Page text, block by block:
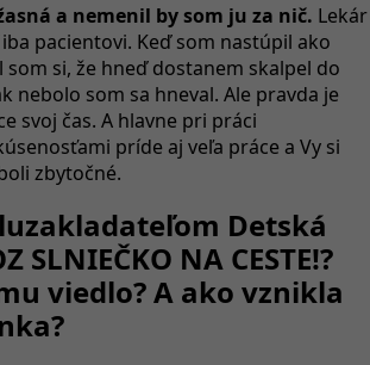
a nemenil by som ju za nič. Lekár
pacientovi. Keď som nastúpil ako
som si, že hneď dostanem skalpel do
nebolo som sa hneval. Ale pravda je
svoj čas. A hlavne pri práci
príde aj veľa práce a Vy si
zbytočné.
Detská
SLNIEČKO NA CESTE!?
viedlo? A ako vznikla